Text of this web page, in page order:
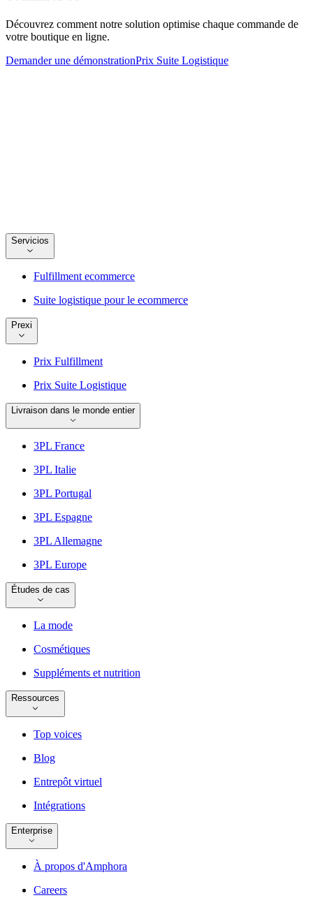
Découvrez comment notre solution optimise chaque commande de
votre boutique en ligne.
Demander une démonstrationPrix Suite Logistique
Servicios
Fulfillment ecommerce
Suite logistique pour le ecommerce
Prexi
Prix Fulfillment
Prix Suite Logistique
Livraison dans le monde entier
3PL France
3PL Italie
3PL Portugal
3PL Espagne
3PL Allemagne
3PL Europe
Études de cas
La mode
Cosmétiques
Suppléments et nutrition
Ressources
Top voices
Blog
Entrepôt virtuel
Intégrations
Enterprise
À propos d'Amphora
Careers